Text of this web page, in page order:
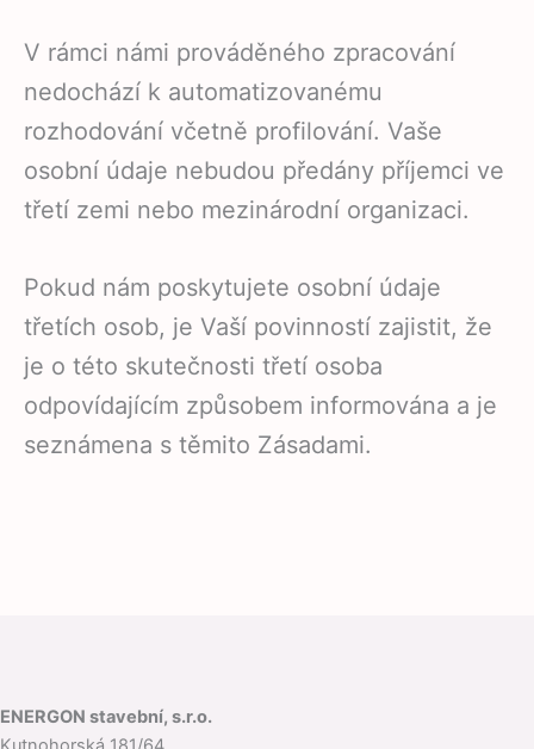
V rámci námi prováděného zpracování
nedochází k automatizovanému
rozhodování včetně profilování. Vaše
osobní údaje nebudou předány příjemci ve
třetí zemi nebo mezinárodní organizaci.
Pokud nám poskytujete osobní údaje
třetích osob, je Vaší povinností zajistit, že
je o této skutečnosti třetí osoba
odpovídajícím způsobem informována a je
seznámena s těmito Zásadami.
ENERGON stavební, s.r.o.